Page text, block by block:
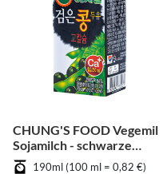
CHUNG'S FOOD Vegemil
Sojamilch - schwarze
Bohnen190ml (100 ml = 0,82 €)